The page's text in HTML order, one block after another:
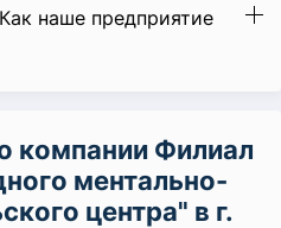
наше предприятие
компании Филиал
ментально-
центра" в г.